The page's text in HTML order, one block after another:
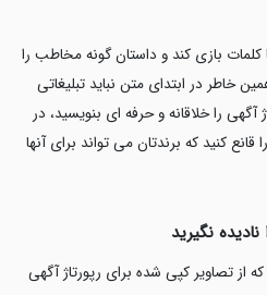
کلمات بازی کند و داستان گونه مخاطب را
خاطر در ابتدای متن نباید تبلیغاتی
را خلاقانه و حرفه ای بنویسید، در
کنید که برندتان می تواند برای آنها
نگیرید
از تصاویر کپی شده برای رپورتاژ آگهی